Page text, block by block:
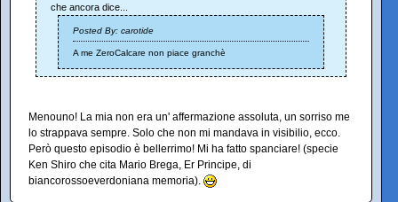
che ancora dice...
Posted By: carotide
A me ZeroCalcare non piace granchè
Menouno! La mia non era un' affermazione assoluta, un sorriso me
lo strappava sempre. Solo che non mi mandava in visibilio, ecco.
Però questo episodio è bellerrimo! Mi ha fatto spanciare! (specie
Ken Shiro che cita Mario Brega, Er Principe, di
biancorossoeverdoniana memoria).